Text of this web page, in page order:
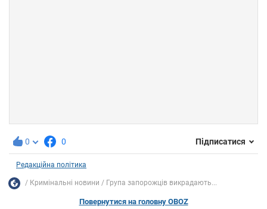
0 0 Підписатися
Редакційна політика
Кримінальні новини Група запорожців викрадають...
Повернутися на головну OBOZ